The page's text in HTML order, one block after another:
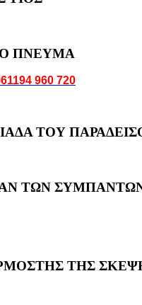
ΠΝΕΥΜΑ
ΤΟΥ
ΤΩΝ
ΤΗΣ